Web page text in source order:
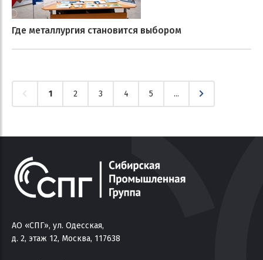
Где металлургия становится выбором
1 2 3 4 5 ...
АО «СПГ», ул. Одесская,
д. 2, этаж 12, Москва, 117638